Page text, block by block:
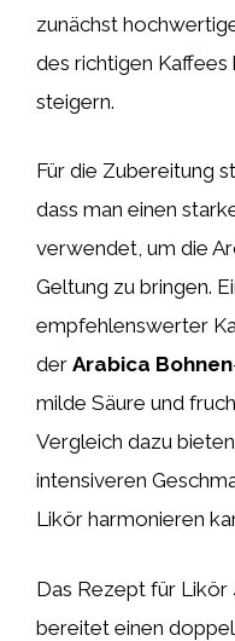
zunächst
des richtigen Kaffees
steigern.
Für die Zubereitung
dass man einen
verwendet, um die
Geltung zu bringen.
empfehlenswerter
der Arabica Bohnen
milde Säure und
Vergleich dazu bieten
intensiveren
Likör harmonieren
Das Rezept für Likör
bereitet einen